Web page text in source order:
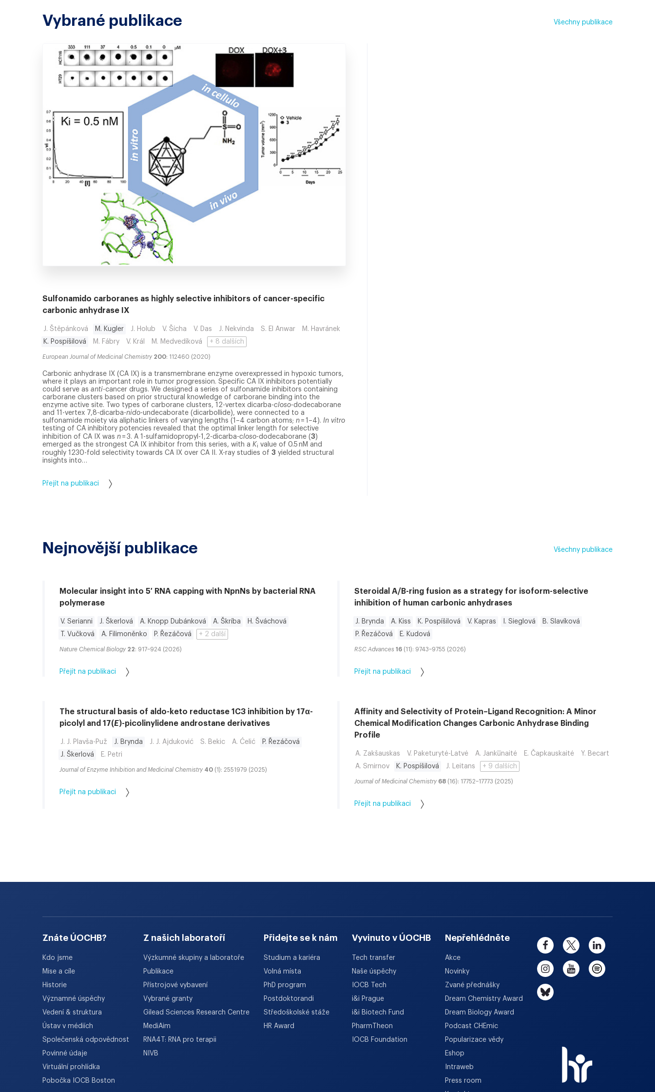
Všechny publikace
Vybrané publikace
Sulfonamido carboranes as highly selective inhibitors of cancer-specific
carbonic anhydrase IX
J. Štěpánková M. Kugler J. Holub V. Šícha V. Das J. Nekvinda S. El Anwar
M. Havránek
K. Pospíšilová
M. Fábry V. Král M. Medvedíková + 8 dalších
European Journal of Medicinal Chemistry 200: 112460 (2020)
Carbonic anhydrase IX (CA IX) is a transmembrane enzyme overexpressed in hypoxic tumors,
where it plays an important role in tumor progression. Specific CA IX inhibitors potentially
could serve as anti-cancer drugs. We designed a series of sulfonamide inhibitors containing
carborane clusters based on prior structural knowledge of carborane binding into the
enzyme active site. Two types of carborane clusters, 12-vertex dicarba-closo-dodecaborane
and 11-vertex 7,8-dicarba-nido-undecaborate (dicarbollide), were connected to a
sulfonamide moiety via aliphatic linkers of varying lengths (1–4 carbon atoms; n = 1–4). In vitro
testing of CA inhibitory potencies revealed that the optimal linker length for selective
inhibition of CA IX was n = 3. A 1-sulfamidopropyl-1,2-dicarba-closo-dodecaborane (3)
emerged as the strongest CA IX inhibitor from this series, with a Ki value of 0.5 nM and
roughly 1230-fold selectivity towards CA IX over CA II. X-ray studies of 3 yielded structural
insights into…
Přejít na publikaci
Všechny publikace
Nejnovější publikace
Molecular insight into 5′ RNA capping with NpnNs by bacterial RNA
polymerase
V. Serianni J. Škerlová A. Knopp Dubánková A. Škríba
H. Šváchová
T. Vučková
A. Filimoněnko P. Řezáčová + 2 další
Nature Chemical Biology 22: 917–924 (2026)
Přejít na publikaci
Steroidal A/B-ring fusion as a strategy for isoform-selective
inhibition of human carbonic anhydrases
J. Brynda A. Kiss K. Pospíšilová V. Kapras I. Sieglová
B. Slavíková
P. Řezáčová
E. Kudová
RSC Advances 16 (11): 9743–9755 (2026)
Přejít na publikaci
The structural basis of aldo-keto reductase 1C3 inhibition by 17α-
picolyl and 17(E)-picolinylidene androstane derivatives
J. J. Plavša-Puž J. Brynda J. J. Ajduković S. Bekic A. Ćelić
P. Řezáčová
J. Škerlová
E. Petri
Journal of Enzyme Inhibition and Medicinal Chemistry 40 (1): 2551979 (2025)
Přejít na publikaci
Affinity and Selectivity of Protein–Ligand Recognition: A Minor
Chemical Modification Changes Carbonic Anhydrase Binding
Profile
A. Zakšauskas V. Paketurytė-Latvė A. Janku̅naitė E. Čapkauskaitė
Y. Becart
A. Smirnov
K. Pospíšilová J. Leitans + 9 dalších
Journal of Medicinal Chemistry 68 (16): 17752–17773 (2025)
Přejít na publikaci
Znáte ÚOCHB?
Kdo jsme
Mise a cíle
Historie
Významné úspěchy
Vedení & struktura
Ústav v médiích
Společenská odpovědnost
Povinné údaje
Virtuální prohlídka
Pobočka IOCB Boston
Z našich laboratoří
Výzkumné skupiny a laboratoře
Publikace
Přístrojové vybavení
Vybrané granty
Gilead Sciences Research Centre
MediAim
RNA4T: RNA pro terapii
NIVB
Přidejte se k nám
Studium a kariéra
Volná místa
PhD program
Postdoktorandi
Středoškolské stáže
HR Award
Vyvinuto v ÚOCHB
Tech transfer
Naše úspěchy
IOCB Tech
i&i Prague
i&i Biotech Fund
PharmTheon
IOCB Foundation
Nepřehlédněte
Akce
Novinky
Zvané přednášky
Dream Chemistry Award
Dream Biology Award
Podcast CHEmic
Popularizace vědy
Eshop
Intraweb
Press room